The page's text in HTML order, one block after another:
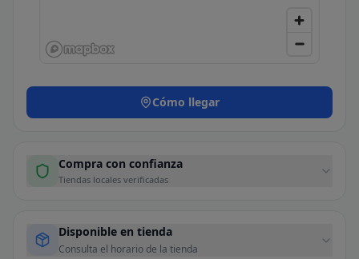
Cómo llegar
Compra con confianza
Tiendas locales verificadas
Disponible en tienda
Consulta el horario de la tienda